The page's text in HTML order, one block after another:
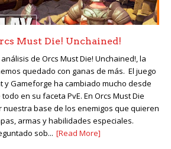
Must Die! Unchained!
de Orcs Must Die! Unchained!, la
quedado con ganas de más. El juego
y Gameforge ha cambiado mucho desde
en su faceta PvE. En Orcs Must Die
base de los enemigos que quieren
armas y habilidades especiales.
sob... [Read More]